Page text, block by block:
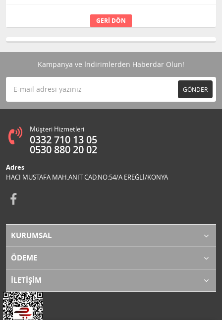
GERI DÖN
Kampanya ve İndirimlerden Haberdar Olun!
GÖNDER
Müşteri Hizmetleri
0332 710 13 05
0530 880 20 02
Adres
HACI MUSTAFA MAH.ANIT CAD.NO:54/A EREĞLİ/KONYA
KURUMSAL
ÖDEME
İLETİŞİM